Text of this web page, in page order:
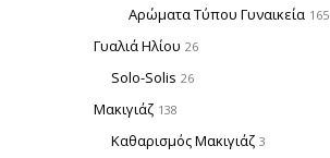
Αρώματα Τύπου Γυναικεία 165
Γυαλιά Ηλίου 26
Solo-Solis 26
Μακιγιάζ 138
Καθαρισμός Μακιγιάζ 3